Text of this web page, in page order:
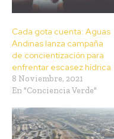
Cada gota cuenta: Aguas
Andinas lanza campaña
de concientización para
enfrentar escasez hídrica
8 Noviembre, 2021
En "Conciencia Verde"